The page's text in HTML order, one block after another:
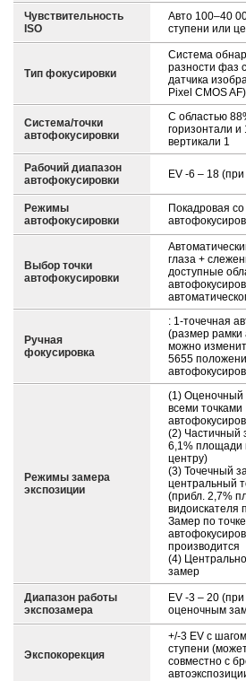
Чувствительность
ISO
Авто 100–40
ступени или
Тип фокусировки
Система
разности фаз
датчика
Pixel CMOS AF)
Система/точки
автофокусировки
С областью
горизонтали и
вертикали 1
Рабочий диапазон
автофокусировки
EV -6 – 18
Режимы
автофокусировки
Покадровая
Выбор точки
автофокусировки
глаза +
доступные
Ручная
фокусировка
: 1-точечная
(размер рамки
можно
5655
Режимы замера
экспозиции
(1) Оценочный
всеми точками
(2) Частичный
6,1% площади
центру)
(3) Точечный
центральный
(прибл. 2,7%
видоискателя
Замер по точке
производится
(4)
замер
Диапазон работы
экспозамера
EV -3 – 20
оценочным
Экспокорекция
+/-3 EV с
ступени
совместно с